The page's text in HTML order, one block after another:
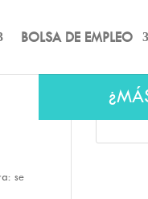
BOLSA DE EMPLEO
se